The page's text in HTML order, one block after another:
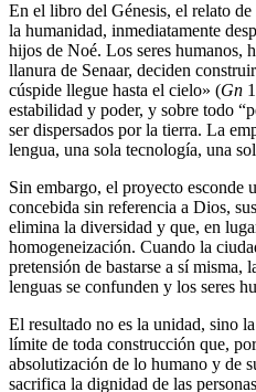
En el libro del Génesis, el relato
la humanidad, inmediatamente
hijos de Noé. Los seres humanos,
llanura de Senaar, deciden
cúspide llegue hasta el cielo» (Gn
estabilidad y poder, y sobre todo
ser dispersados por la tierra. La
lengua, una sola tecnología, una
Sin embargo, el proyecto esconde
concebida sin referencia a Dios,
elimina la diversidad y que, en
homogeneización. Cuando la
pretensión de bastarse a sí misma,
lenguas se confunden y los seres
El resultado no es la unidad, sino
límite de toda construcción que,
absolutización de lo humano y de
sacrifica la dignidad de las